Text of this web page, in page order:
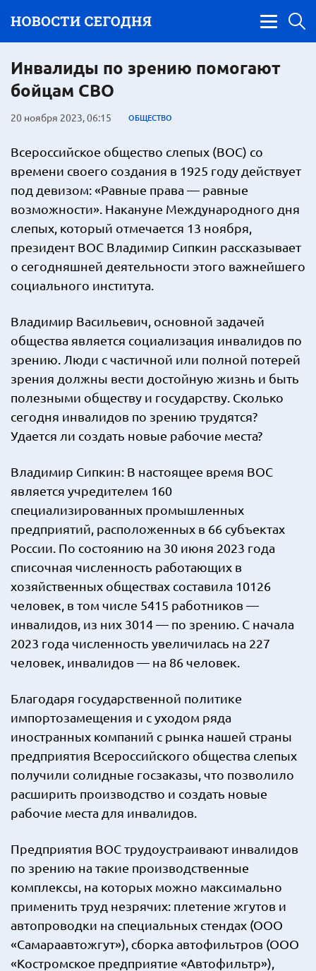
Инвалиды по зрению помогают
бойцам СВО
20 ноября 2023, 06:15 ОБЩЕСТВО
Всероссийское общество слепых (ВОС) со
времени своего создания в 1925 году действует
под девизом: «Равные права — равные
возможности». Накануне Международного дня
слепых, который отмечается 13 ноября,
президент ВОС Владимир Сипкин рассказывает
о сегодняшней деятельности этого важнейшего
социального института.
Владимир Васильевич, основной задачей
общества является социализация инвалидов по
зрению. Люди с частичной или полной потерей
зрения должны вести достойную жизнь и быть
полезными обществу и государству. Сколько
сегодня инвалидов по зрению трудятся?
Удается ли создать новые рабочие места?
Владимир Сипкин: В настоящее время ВОС
является учредителем 160
специализированных промышленных
предприятий, расположенных в 66 субъектах
России. По состоянию на 30 июня 2023 года
списочная численность работающих в
хозяйственных обществах составила 10126
человек, в том числе 5415 работников —
инвалидов, из них 3014 — по зрению. С начала
2023 года численность увеличилась на 227
человек, инвалидов — на 86 человек.
Благодаря государственной политике
импортозамещения и с уходом ряда
иностранных компаний с рынка нашей страны
предприятия Всероссийского общества слепых
получили солидные госзаказы, что позволило
расширить производство и создать новые
рабочие места для инвалидов.
Предприятия ВОС трудоустраивают инвалидов
по зрению на такие производственные
комплексы, на которых можно максимально
применить труд незрячих: плетение жгутов и
автопроводки на специальных стендах (ООО
«Самараавтожгут»), сборка автофильтров (ООО
«Костромское предприятие «Автофильтр»),